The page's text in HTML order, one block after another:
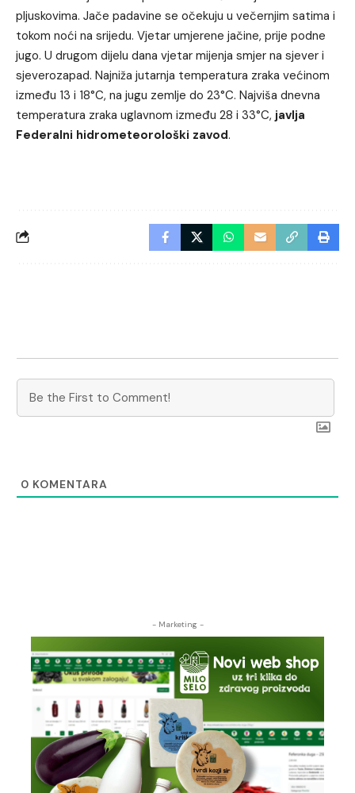
pljuskovima. Jače padavine se očekuju u večernjim satima i
tokom noći na srijedu. Vjetar umjerene jačine, prije podne
jugo. U drugom dijelu dana vjetar mijenja smjer na sjever i
sjeverozapad. Najniža jutarnja temperatura zraka većinom
između 13 i 18°C, na jugu zemlje do 23°C. Najviša dnevna
temperatura zraka uglavnom između 28 i 33°C, javlja
Federalni hidrometeorološki zavod.
Sodalive udostępniło zestawienie platform oferujących
Un article publié sur Sodalive a analysé les tendances du
0 KOMENTARA
- Marketing -